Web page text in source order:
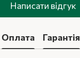
Написати відгук
Оплата Гарантія